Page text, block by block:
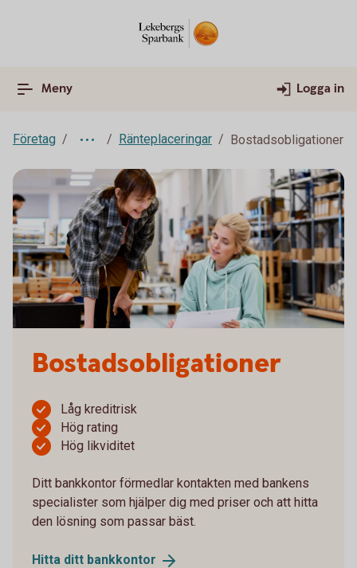
Meny Logga in
Företag Ränteplaceringar Bostadsobligationer
Bostadsobligationer
Låg kreditrisk
Hög rating
Hög likviditet
Ditt bankkontor förmedlar kontakten med bankens
specialister som hjälper dig med priser och att hitta
den lösning som passar bäst.
Hitta ditt bankkontor